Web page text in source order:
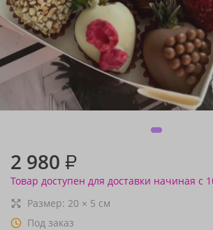
2 980 ₽
Товар доступен для доставки начиная с
Размер: 20 × 5 см
Под заказ